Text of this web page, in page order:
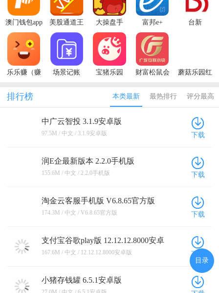
澳门钱包app
官方最新版
(MPay)
美股通道王 大操盘手 富邦e+
台新
乐乐赚（赚
场景记账 宝猪乐园
财富松鼠会
蘑菇乐园红
排行榜 本类最新 最热排行 评分最高
中广云智投 3.1.9安卓版
97.5M / 中文 / 3.1.9安卓版 下载
润E企最新版本 2.2.0手机版
155.6M / 中文 / 2.2.0手机版 下载
淘金云客服手机版 V6.8.65官方版
174.3M / 中文 / V6.8.65官方版 下载
支付宝谷歌play版 12.12.12.8000安卓
版
167.6M / 中文 / 12.12.12.8000安卓版 下载
小猪存钱罐 6.5.1安卓版
目录